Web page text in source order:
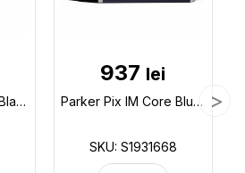
Parker Pix IM Core Black GT S1931666
937 lei
Parker Pix IM Core Blue CT 164203 S1931668
SKU: S1931668